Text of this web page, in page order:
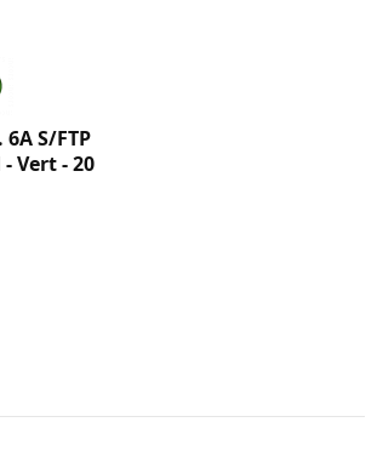
6A S/FTP
- Vert - 20